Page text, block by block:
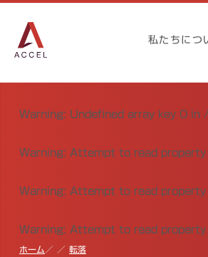
私たちにつ
Warning: Undefined array key 0 in
Warning: Attempt to read property
Warning: Attempt to read property
Warning: Attempt to read property
ホーム 転落